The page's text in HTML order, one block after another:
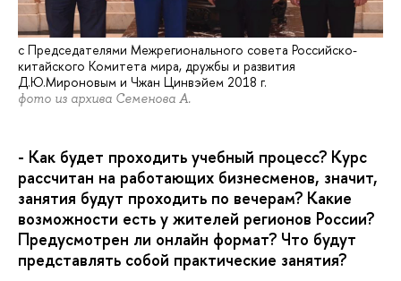
с Председателями Межрегионального совета Российско-
китайского Комитета мира, дружбы и развития
Д.Ю.Мироновым и Чжан Цинвэйем 2018 г.
фото из архива Семенова А.
- Как будет проходить учебный процесс? Курс
рассчитан на работающих бизнесменов, значит,
занятия будут проходить по вечерам? Какие
возможности есть у жителей регионов России?
Предусмотрен ли онлайн формат? Что будут
представлять собой практические занятия?